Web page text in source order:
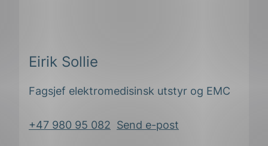
Eirik Sollie
Fagsjef elektromedisinsk utstyr og EMC
+47 980 95 082 Send e-post